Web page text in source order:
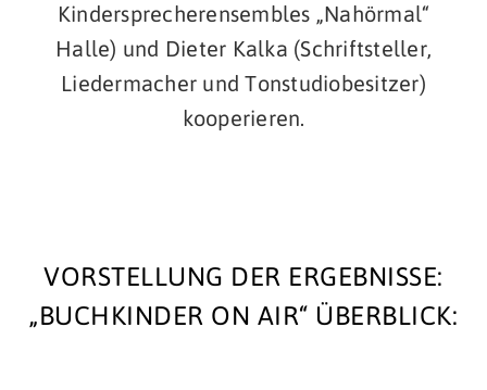
Kindersprecherensembles „Nahörmal“
Halle) und Dieter Kalka (Schriftsteller,
Liedermacher und Tonstudiobesitzer)
kooperieren.
VORSTELLUNG DER ERGEBNISSE:
„BUCHKINDER ON AIR“ ÜBERBLICK: